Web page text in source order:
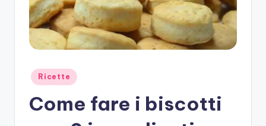
Posted
in
Ricette
Come fare i biscotti